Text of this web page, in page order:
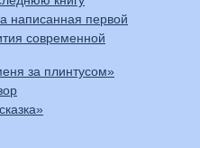
написанная первой
современной
за плинтусом»